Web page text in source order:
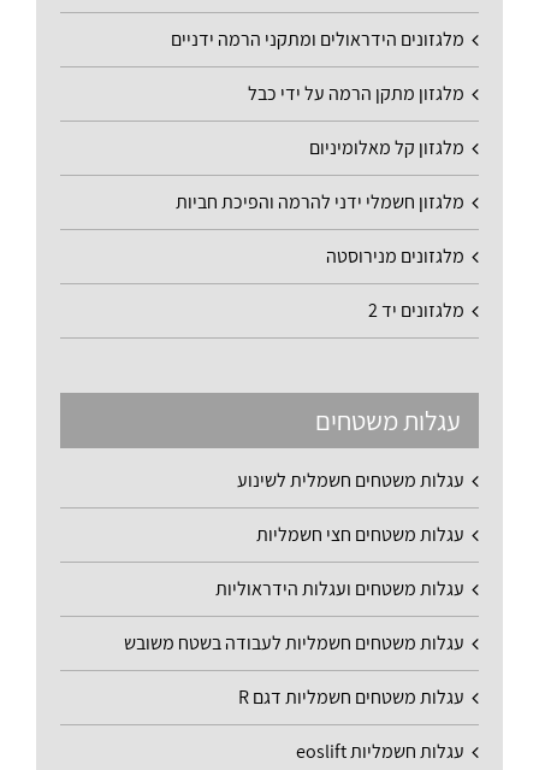
מלגזונים הידראולים ומתקני הרמה ידניים
מלגזון מתקן הרמה על ידי כבל
מלגזון קל מאלומיניום
מלגזון חשמלי ידני להרמה והפיכת חביות
מלגזונים מנירוסטה
מלגזונים יד 2
עגלות משטחים
עגלות משטחים חשמלית לשינוע
עגלות משטחים חצי חשמליות
עגלות משטחים ועגלות הידראוליות
עגלות משטחים חשמליות לעבודה בשטח משובש
עגלות משטחים חשמליות דגם R
עגלות חשמליות eoslift